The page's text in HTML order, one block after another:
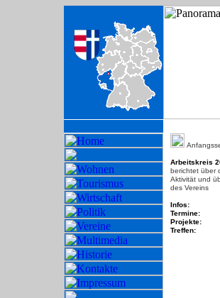
Arbeitskreis
berichtet über
Aktivität und
des Vereins
Infos:
Termine:
Projekte:
Treffen: